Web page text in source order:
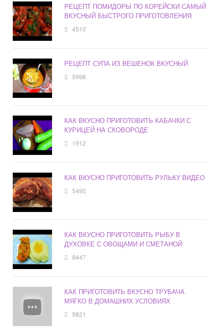
РЕЦЕПТ ПОМИДОРЫ ПО КОРЕЙСКИ САМЫЙ
ВКУСНЫЙ БЫСТРОГО ПРИГОТОВЛЕНИЯ
4510
РЕЦЕПТ СУПА ИЗ ВЕШЕНОК ВКУСНЫЙ
5998
КАК ВКУСНО ПРИГОТОВИТЬ КАБАЧКИ С
КУРИЦЕЙ НА СКОВОРОДЕ
1912
КАК ВКУСНО ПРИГОТОВИТЬ РУЛЬКУ ВИДЕО
5495
КАК ВКУСНО ПРИГОТОВИТЬ РЫБУ В
ДУХОВКЕ С ОВОЩАМИ И СМЕТАНОЙ
8447
КАК ПРИГОТОВИТЬ ВКУСНО ТРУБАЧА
МЯГКО В ДОМАШНИХ УСЛОВИЯХ
9821